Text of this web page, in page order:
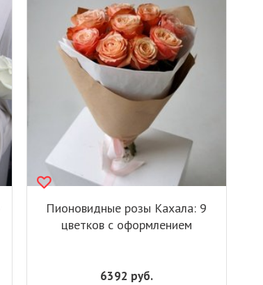
Пионовидные розы Кахала: 9
цветков с оформлением
6392 руб.